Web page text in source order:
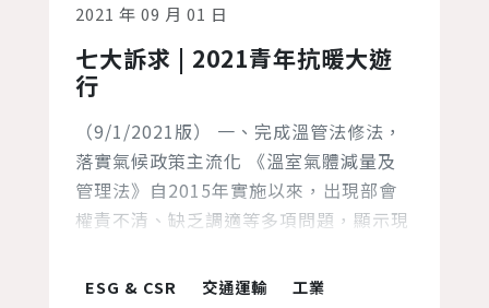
2021 年 09 月 01 日
七大訴求 | 2021青年抗暖大遊
行
（9/1/2021版） 一、完成溫管法修法，
落實氣候政策主流化 《溫室氣體減量及
管理法》自2015年實施以來，出現部會
權責不清、缺乏調適等多項問題，顯示現
底民間團體與立委合作提出《氣候變遷行
ESG & CSR 交通運輸
工業